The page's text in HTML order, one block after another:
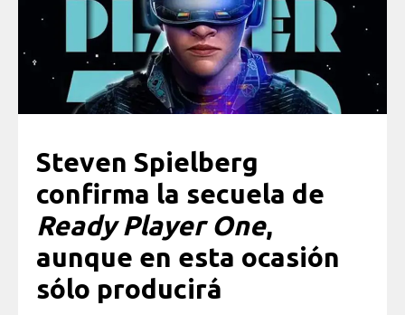
Steven Spielberg
confirma la secuela de
Ready Player One,
aunque en esta ocasión
sólo producirá